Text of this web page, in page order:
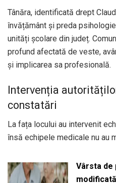
Tânăra, identificată drept
învățământ și preda
unități școlare din județ.
profund afectată de veste,
și implicarea sa profesională.
Intervenția
constatări
La fața locului au intervenit
însă echipele medicale nu au
Vârsta de